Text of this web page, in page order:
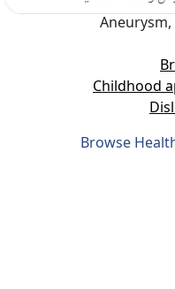
Childhood
Browse